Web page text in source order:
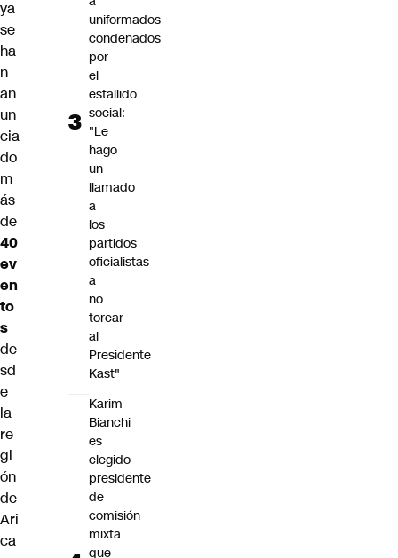
ya
se
ha
n
an
un
cia
do
m
ás
de
40
ev
en
to
s
de
sd
e
la
re
gi
ón
de
Ari
ca
uniformados
condenados
por
el
estallido
social:
"Le
hago
un
llamado
a
los
partidos
oficialistas
a
no
torear
al
Presidente
Kast"
Karim
Bianchi
es
elegido
presidente
de
comisión
mixta
que